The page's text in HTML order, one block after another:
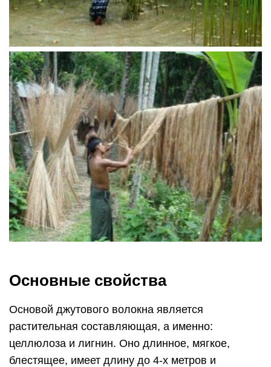
Основные свойства
Основой джутового волокна является
растительная составляющая, а именно:
целлюлоза и лигнин. Оно длинное, мягкое,
блестящее, имеет длину до 4-х метров и